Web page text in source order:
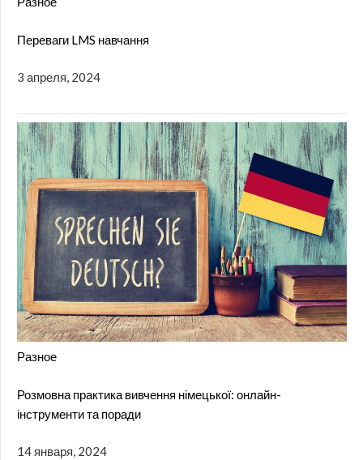
Переваги LMS навчання
3 апреля, 2024
Разное
Розмовна практика вивчення німецької: онлайн-
інструменти та поради
14 января, 2024